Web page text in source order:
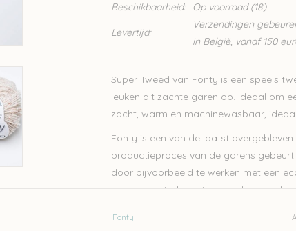
Beschikbaarheid: Op voorraad(18)
Levertijd:
Verzendingen
in België, vanaf 150
Super Tweed van Fonty is een speels
leuken dit zachte garen op. Ideaal om
zacht, warm en machinewasbaar,
Fonty is een van de laatst
productieproces van de garens
door bijvoorbeeld te werken met een
personeel uit de regio gewerkt
vind je alle info over het
Fonty